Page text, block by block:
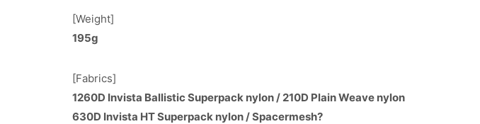
[Weight]
195g
[Fabrics]
1260D Invista Ballistic Superpack nylon / 210D Plain Weave nylon
630D Invista HT Superpack nylon / Spacermesh?